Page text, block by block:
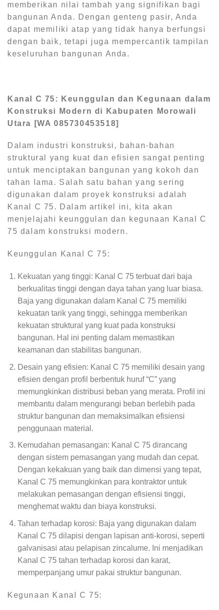
memberikan nilai tambah yang signifikan bagi
bangunan Anda. Dengan genteng pasir, Anda
dapat memiliki atap yang tidak hanya berfungsi
dengan baik, tetapi juga mempercantik tampilan
keseluruhan bangunan Anda.
Kanal C 75: Keunggulan dan Kegunaan dalam
Konstruksi Modern di Kabupaten Morowali
Utara [WA 085730453518]
Dalam industri konstruksi, bahan-bahan
struktural yang kuat dan efisien sangat penting
untuk menciptakan bangunan yang kokoh dan
tahan lama. Salah satu bahan yang sering
digunakan dalam proyek konstruksi adalah
Kanal C 75. Dalam artikel ini, kita akan
menjelajahi keunggulan dan kegunaan Kanal C
75 dalam konstruksi modern.
Keunggulan Kanal C 75:
Kekuatan yang tinggi: Kanal C 75 terbuat dari baja
berkualitas tinggi dengan daya tahan yang luar biasa.
Baja yang digunakan dalam Kanal C 75 memiliki
kekuatan tarik yang tinggi, sehingga memberikan
kekuatan struktural yang kuat pada konstruksi
bangunan. Hal ini penting dalam memastikan
keamanan dan stabilitas bangunan.
Desain yang efisien: Kanal C 75 memiliki desain yang
efisien dengan profil berbentuk huruf “C” yang
memungkinkan distribusi beban yang merata. Profil ini
membantu dalam mengurangi beban berlebih pada
struktur bangunan dan memaksimalkan efisiensi
penggunaan material.
Kemudahan pemasangan: Kanal C 75 dirancang
dengan sistem pemasangan yang mudah dan cepat.
Dengan kekakuan yang baik dan dimensi yang tepat,
Kanal C 75 memungkinkan para kontraktor untuk
melakukan pemasangan dengan efisiensi tinggi,
menghemat waktu dan biaya konstruksi.
Tahan terhadap korosi: Baja yang digunakan dalam
Kanal C 75 dilapisi dengan lapisan anti-korosi, seperti
galvanisasi atau pelapisan zincalume. Ini menjadikan
Kanal C 75 tahan terhadap korosi dan karat,
memperpanjang umur pakai struktur bangunan.
Kegunaan Kanal C 75: